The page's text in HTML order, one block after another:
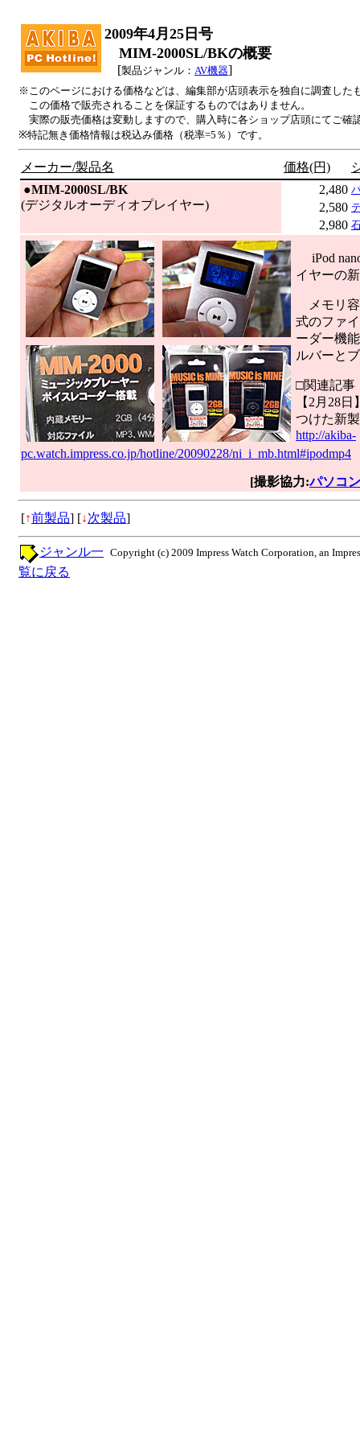
2009年4月25日号
MIM-2000SL/BKの概要
[製品ジャンル： AV機器]
※このページにおける価格などは、編集部が店頭表示を独自に調査した
この価格で販売されることを保証するものではありません。
実際の販売価格は変動しますので、購入時に各ショップ店頭にてご確
※特記無き価格情報は税込み価格（税率=5％）です。
メーカー/製品名 価格(円)
●MIM-2000SL/BK
(デジタルオーディオプレイヤー)
2,480
2,580
2,980
iPod
イヤーの
メモリ容
式のファ
ーダー機
ルバーと
□関連記事
【2月28
つけた新
http://akiba-
pc.watch.impress.co.jp/hotline/20090228/ni_i_mb.html#ipodmp4
[撮影協力:パソコ
[↑前製品] [↓次製品]
Copyright (c) 2009 Impress Watch Corporation, an
ジャンル一
覧に戻る